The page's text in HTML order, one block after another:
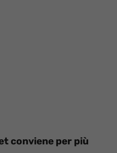
conviene per più